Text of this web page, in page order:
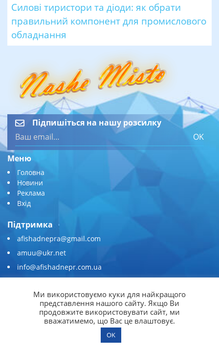
Силові тиристори та діоди: як обрати
правильний компонент для промислового
обладнання
Підпишіться на нашу розсилку
OK
Меню
Головна
Новини
Реклама
Вхід
Підтримка
afishadnepra@gmail.com
amuu@ukr.net
info@afishadnepr.com.ua
Приєднуйтесь
Ми використовуємо куки для найкращого
представлення нашого сайту. Якщо Ви
продовжите використовувати сайт, ми
вважатимемо, що Вас це влаштовує.
OK